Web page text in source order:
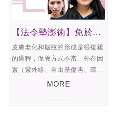
【法令墊澎術】免於注射物定期施打
皮膚老化和皺紋的形成是很複雜
的過程，保養方式不當、外在因
素（紫外線、自由基傷害、環境
污染）及內在因素（自然老化、
MORE